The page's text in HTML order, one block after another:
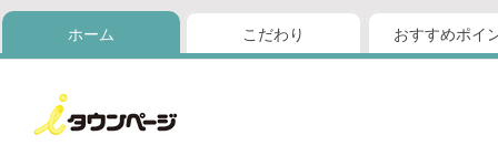
ホーム こだわり おすすめポイ